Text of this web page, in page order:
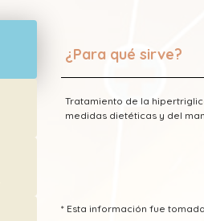
¿Para qué sirve?
Tratamiento de la
medidas dietéticas y del
* Esta información fue